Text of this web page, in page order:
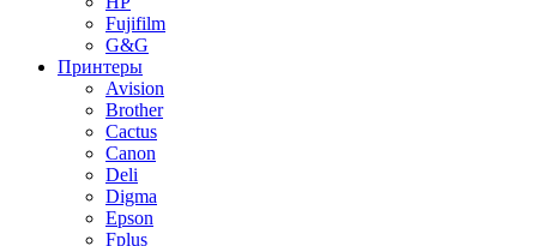
Fujifilm
G&G
Принтеры
Avision
Brother
Cactus
Canon
Deli
Digma
Epson
Fplus